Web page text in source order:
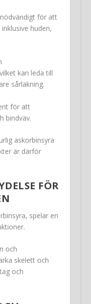
för att
huden,
kan leda till
sårläkning.
för att
bindväv.
askorbinsyra
är därför
FÖR
spelar en
och
skelett och
och